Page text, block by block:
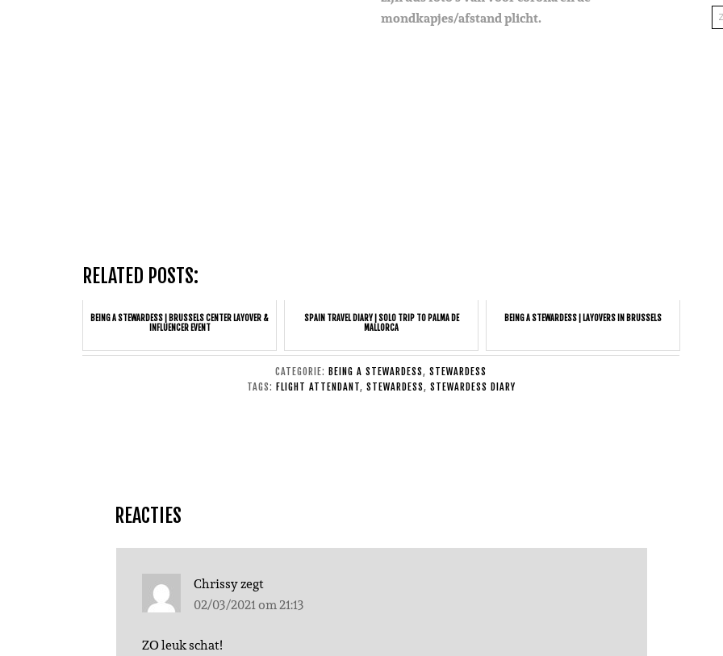
mondkapjes/afstand plicht.
RELATED POSTS:
BEING A STEWARDESS | BRUSSELS CENTER LAYOVER &
INFLUENCER EVENT
SPAIN TRAVEL DIARY | SOLO TRIP TO PALMA DE
MALLORCA
BEING A STEWARDESS | LAYOVERS IN BRUSSELS
CATEGORIE: BEING A STEWARDESS, STEWARDESS
TAGS: FLIGHT ATTENDANT, STEWARDESS, STEWARDESS DIARY
REACTIES
Chrissyzegt
02/03/2021 om 21:13
ZO leuk schat!